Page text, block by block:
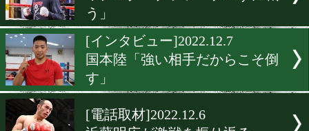
[トレーナーの目]2022.12.9
井上尚弥vsバトラー! どっ
何ラウンドで倒す!?
[インタビュー]2022.12.8